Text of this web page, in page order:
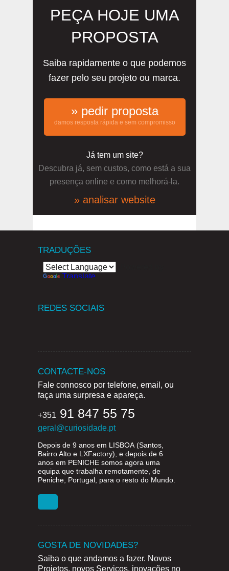
PEÇA HOJE UMA
PROPOSTA
Saiba rapidamente o que podemos
fazer pelo seu projeto ou marca.
» pedir proposta
damos resposta rápida e sem compromisso
Já tem um site?
Descubra já, sem custos, como está a sua
presença online e como melhorá-la.
» analisar website
TRADUÇÕES
Translate
REDES SOCIAIS
CONTACTE-NOS
Fale connosco por telefone, email, ou
faça uma surpresa e apareça.
+351 91 847 55 75
geral@curiosidade.pt
Depois de 9 anos em LISBOA (Santos,
Bairro Alto e LXFactory), e depois de 6
anos em PENICHE somos agora uma
equipa que trabalha remotamente, de
Peniche, Portugal, para o resto do Mundo.
GOSTA DE NOVIDADES?
Saiba o que andamos a fazer. Novos
Projetos, novos Serviços, inovações no